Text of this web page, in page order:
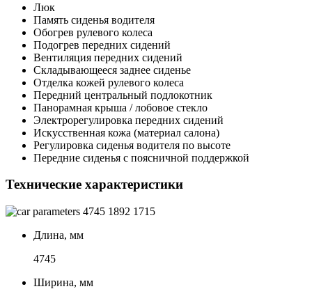
Люк
Память сиденья водителя
Обогрев рулевого колеса
Подогрев передних сидений
Вентиляция передних сидений
Складывающееся заднее сиденье
Отделка кожей рулевого колеса
Передний центральный подлокотник
Панорамная крыша / лобовое стекло
Электрорегулировка передних сидений
Искусственная кожа (материал салона)
Регулировка сиденья водителя по высоте
Передние сиденья с поясничной поддержкой
Технические характеристики
4745 1892 1715
Длина, мм
4745
Ширина, мм